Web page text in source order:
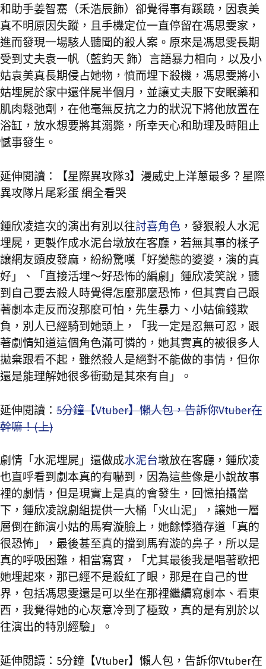
和助手姜智騫（禾浩辰飾）卻覺得事有蹊蹺，因袁美
真不明原因失蹤，且手機定位一直停留在馮思雯家，
進而發現一場駭人聽聞的殺人案。原來是馮思雯長期
受到丈夫袁一帆（藍鈞天 飾）言語暴力相向，以及小
姑袁美真長期侵占她物，憤而埋下殺機，馮思雯將小
姑埋屍於家中還伴屍半個月，並讓丈夫服下安眠藥和
肌肉鬆弛劑，在他毫無反抗之力的狀況下將他放置在
浴缸，放水想要將其溺斃，所幸天心和助理及時阻止
憾事發生。
延伸閱讀：
【星際異攻隊3】漫威史上洋蔥最多？星際
異攻隊片尾彩蛋 網全看哭
鍾欣凌這次的演出有別以往討喜角色 ，發狠殺人水泥
埋屍，更製作成水泥台墩放在客廳，若無其事的樣子
讓網友頭皮發麻，紛紛驚嘆「好變態的婆婆，演的真
好」、「直接活埋～好恐怖的編劇」鍾欣凌笑說，聽
到自己要去殺人時覺得怎麼那麼恐怖，但其實自己跟
著劇本走反而沒那麼可怕，先生暴力、小姑偷錢欺
負，別人已經騎到她頭上，「我一定是忍無可忍，跟
著劇情知道這個角色滿可憐的，她其實真的被很多人
拋棄跟看不起，雖然殺人是絕對不能做的事情，但你
還是能理解她很多衝動是其來有自」。
延伸閱讀： 5分鐘【Vtuber】懶人包，告訴你Vtuber在
幹嘛！(上)
劇情「水泥埋屍」還做成水泥台墩放在客廳，鍾欣凌
也直呼看到劇本真的有嚇到，因為這些像是小說故事
裡的劇情，但是現實上是真的會發生，回憶拍攝當
下，鍾欣凌說劇組提供一大桶「火山泥」，讓她一層
層倒在飾演小姑的馬宥漩臉上，她餘悸猶存道「真的
很恐怖」，最後甚至真的擋到馬宥漩的鼻子，所以是
真的呼吸困難，相當寫實，「尤其最後我是唱著歌把
她埋起來，那已經不是殺紅了眼，那是在自己的世
界，包括馮思雯還是可以坐在那裡繼續寫劇本、看東
西，我覺得她的心灰意冷到了極致，真的是有別於以
往演出的特別經驗」。
延伸閱讀： 5分鐘【Vtuber】懶人包，告訴你Vtuber在